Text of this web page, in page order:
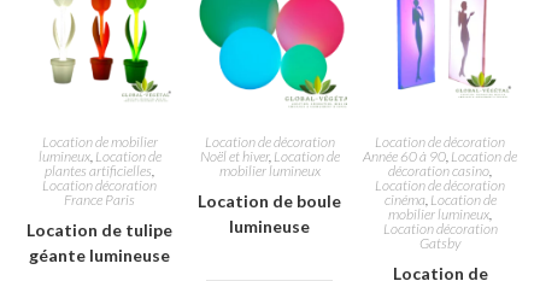
Location de mobilier
lumineux, Location de
plantes artificielles
Location décoration
France Paris
Location de tulipe
géante lumineuse
Location de décoration
Noël et hiver, Location de
mobilier lumineux
Location de boule
lumineuse
Location de décoration
Année 60 à 90 Location de
décoration casino
Location de décoration
cinéma Location de
mobilier lumineux
Location décoration
Gatsby
Location de